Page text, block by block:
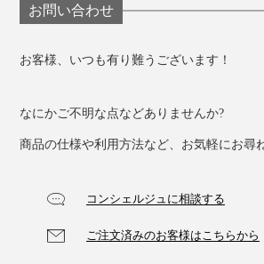
お問い合わせ
お客様、いつも有り難うございます！
なにかご不明な点などありませんか?
商品の仕様や利用方法など、お気軽にお尋
コンシェルジュに相談する
ご注文済みのお客様はこちらから